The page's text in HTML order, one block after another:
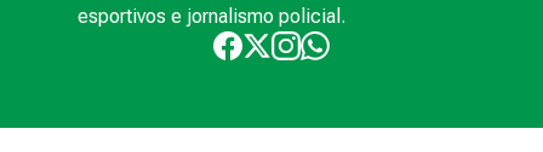
esportivos e jornalismo policial.